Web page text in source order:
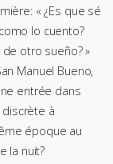
« ¿Es que sé
lo cuento?
otro sueño? »
Manuel Bueno,
entrée dans
discrète à
époque au
de la nuit?